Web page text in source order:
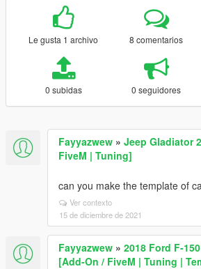
Le gusta 1 archivo 8 comentarios
0 subidas 0 seguidores
Fayyazwew » Jeep Gladiator
FiveM | Tuning]
can you make the template of
Ver contexto
15 de diciembre de 2021
Fayyazwew » 2018 Ford F-
[Add-On / FiveM | Tuning |